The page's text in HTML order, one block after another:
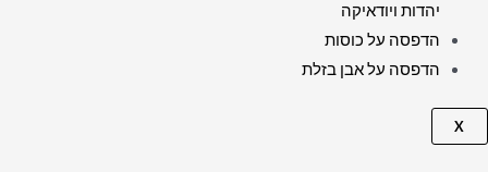
יהדות ויודאיקה
הדפסה על כוסות
הדפסה על אבן בזלת
X